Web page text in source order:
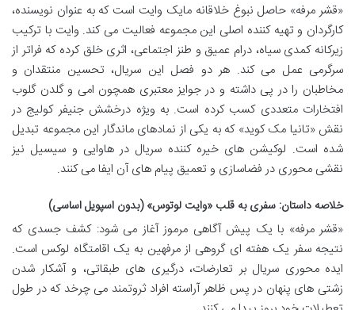
«قشر مرفه» حاصل نبوغ خلاقانه مایک وایت است که به عنوان نویسنده،
کارگردان و تهیه کننده اصلی این مجموعه فعالیت می کند. وایت با ترکیب
زیرکانه کمدی سیاه، درام عمیق و طنز اجتماعی، اثری خلق کرده که فراتر از
سرگرمی عمل می کند. هر دو فصل این سریال، تحسین منتقدان و
مخاطبان را در پی داشته و در جوایز معتبری همچون امی و گلدن گلوب
افتخارات متعددی کسب کرده است. به ویژه درخشش جنیفر کولیج در
نقش «تانیا مک کوید» که به یکی از نمادهای ماندگار این مجموعه تبدیل
شده است. لوکیشن های خیره کننده سریال در هاوایی و سیسیل نیز
نقشی محوری در فضاسازی و تعمیق پیام های آن ایفا می کنند.
خلاصه داستان: سفری به قلب «وایت لوتوس» (بدون اسپویل اساسی)
«قشر مرفه» با یک پیش آگاهی مرموز آغاز می شود: کشف جسدی که
نتیجه سفر یک هفته ای گروهی از مرفهین به یک اقامتگاه لوکس است.
ایده محوری سریال بر تعارضات، درگیری های طبقاتی، و آشکار شدن
زشتی های پنهان در پس ظاهر آراسته افراد ثروتمند می چرخد که در طول